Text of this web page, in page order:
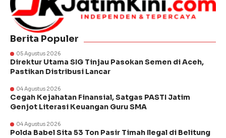
Berita Populer
05 Agustus 2026
Direktur Utama SIG Tinjau Pasokan Semen di Aceh,
Pastikan Distribusi Lancar
04 Agustus 2026
Cegah Kejahatan Finansial, Satgas PASTI Jatim
Genjot Literasi Keuangan Guru SMA
04 Agustus 2026
Polda Babel Sita 53 Ton Pasir Timah Ilegal di Belitung